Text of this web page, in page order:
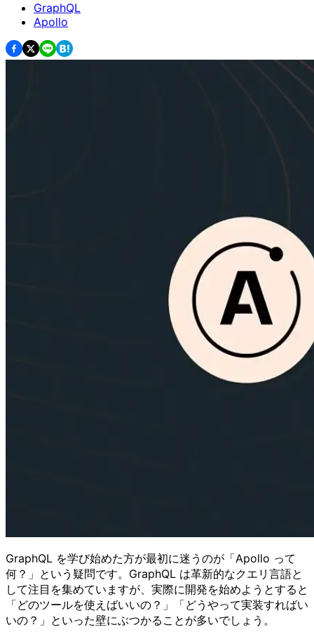
GraphQL
Apollo
GraphQL を学び始めた方が最初に迷うのが「Apollo って
何？」という疑問です。GraphQL は革新的なクエリ言語と
して注目を集めていますが、実際に開発を始めようとすると
「どのツールを使えばいいの？」「どうやって実装すればい
いの？」といった壁にぶつかることが多いでしょう。